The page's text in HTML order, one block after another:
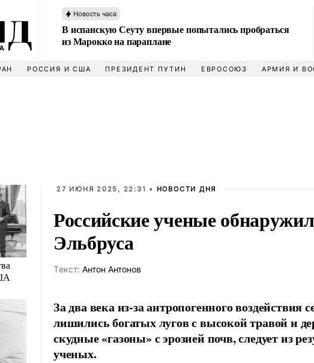
Новость часа
В испанскую Сеуту впервые попытались пробраться
из Марокко на параплане
РОССИЯ И США ПРЕЗИДЕНТ ПУТИН ЕВРОСОЮЗ АРМИЯ И
27 ИЮНЯ 2025, 22:31 • НОВОСТИ ДНЯ
Российские ученые
Эльбруса
Tекст: Антон Антонов
За два века из-за антропогенного
лишились богатых лугов с высокой травой и
скудные «газоны» с эрозией почв, следует из
ученых.